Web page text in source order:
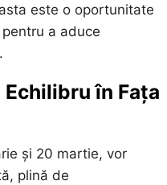
este o oportunitate
a aduce
în Fața
și 20 martie, vor
plină de